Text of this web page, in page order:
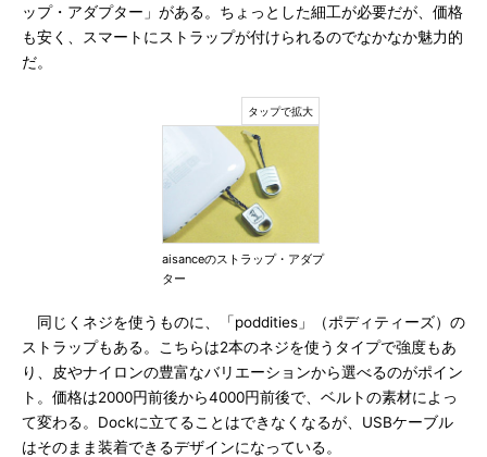
ップ・アダプター」がある。ちょっとした細工が必要だが、価格
も安く、スマートにストラップが付けられるのでなかなか魅力的
だ。
aisanceのストラップ・アダプ
ター
同じくネジを使うものに、「poddities」（ポディティーズ）の
ストラップもある。こちらは2本のネジを使うタイプで強度もあ
り、皮やナイロンの豊富なバリエーションから選べるのがポイン
ト。価格は2000円前後から4000円前後で、ベルトの素材によっ
て変わる。Dockに立てることはできなくなるが、USBケーブル
はそのまま装着できるデザインになっている。